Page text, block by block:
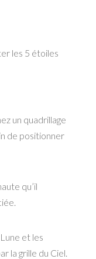
les 5 étoiles
un quadrillage
de positionner
qu’il
et les
la grille du Ciel.